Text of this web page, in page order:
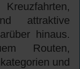
attraktive
hinaus.
Routen,
und